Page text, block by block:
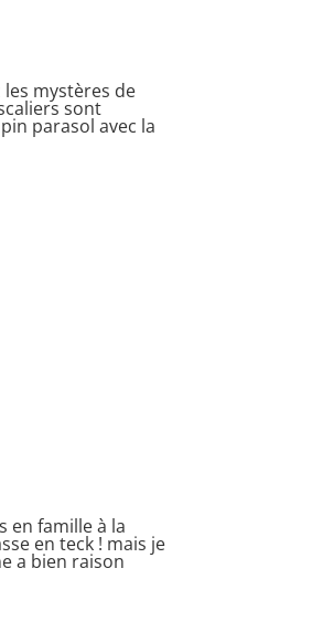
les mystères de
sont
parasol avec la
en famille à la
en teck ! mais je
a bien raison